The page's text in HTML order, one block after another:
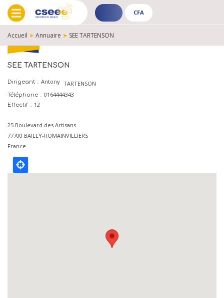
ADHÉRENT
-
PUBLIC
CFA
PUBLIC
CFA
FIL
Accueil ➤Annuaire ➤ SEE TARTENSON
SEE TARTENSON
Dirigeant Antony TARTENSON
Téléphone 0164444343
Effectif 12
25 Boulevard des Artisans
77700 BAILLY-ROMAINVILLIERS
France